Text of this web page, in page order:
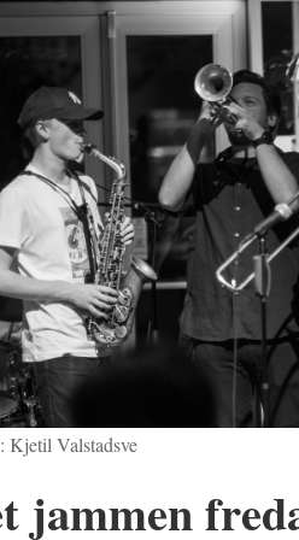
Kjetil Valstadsve
jammen